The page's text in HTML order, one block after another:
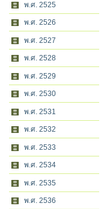
พ.ศ. 2525
พ.ศ. 2526
พ.ศ. 2527
พ.ศ. 2528
พ.ศ. 2529
พ.ศ. 2530
พ.ศ. 2531
พ.ศ. 2532
พ.ศ. 2533
พ.ศ. 2534
พ.ศ. 2535
พ.ศ. 2536